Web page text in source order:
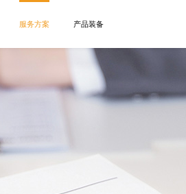
服务方案 产品装备